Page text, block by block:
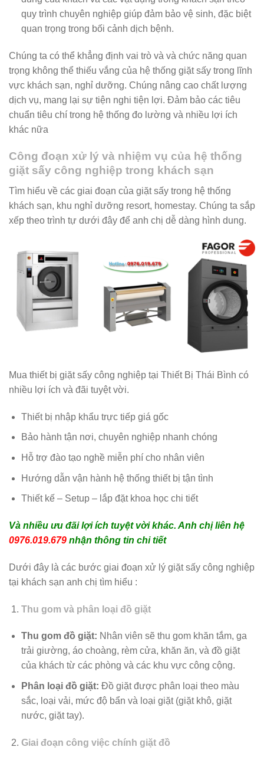
quy trình chuyên nghiệp giúp đảm bảo vệ sinh, đặc biệt
quan trọng trong bối cảnh dịch bệnh.
Chúng ta có thể khẳng định vai trò và và chức năng quan
trọng không thể thiếu vắng của hệ thống giặt sấy trong lĩnh
vực khách sạn, nghỉ dưỡng. Chúng nâng cao chất lượng
dịch vụ, mang lại sự tiện nghi tiện lợi. Đảm bảo các tiêu
chuẩn tiêu chí trong hệ thống đo lường và nhiều lợi ích
khác nữa
Công đoạn xử lý và nhiệm vụ của hệ thống
giặt sấy công nghiệp trong khách sạn
Tìm hiểu về các giai đoạn của giặt sấy trong hệ thống
khách sạn, khu nghỉ dưỡng resort, homestay. Chúng ta sắp
xếp theo trình tự dưới đây để anh chị dễ dàng hình dung.
Mua thiết bị giặt sấy công nghiệp tại Thiết Bị Thái Bình có
nhiều lợi ích và đãi tuyệt vời.
Thiết bị nhập khẩu trực tiếp giá gốc
Bảo hành tận nơi, chuyên nghiệp nhanh chóng
Hỗ trợ đào tạo nghề miễn phí cho nhân viên
Hướng dẫn vận hành hệ thống thiết bị tận tình
Thiết kế – Setup – lắp đặt khoa học chi tiết
Và nhiều ưu đãi lợi ích tuyệt vời khác. Anh chị liên hệ
0976.019.679 nhận thông tin chi tiết
Dưới đây là các bước giai đoạn xử lý giặt sấy công nghiệp
tại khách sạn anh chị tìm hiểu :
Thu gom và phân loại đồ giặt
Thu gom đồ giặt: Nhân viên sẽ thu gom khăn tắm, ga
trải giường, áo choàng, rèm cửa, khăn ăn, và đồ giặt
của khách từ các phòng và các khu vực công cộng.
Phân loại đồ giặt: Đồ giặt được phân loại theo màu
sắc, loại vải, mức độ bẩn và loại giặt (giặt khô, giặt
nước, giặt tay).
Giai đoạn công việc chính giặt đồ